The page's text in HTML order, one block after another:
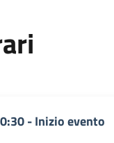
- Inizio evento